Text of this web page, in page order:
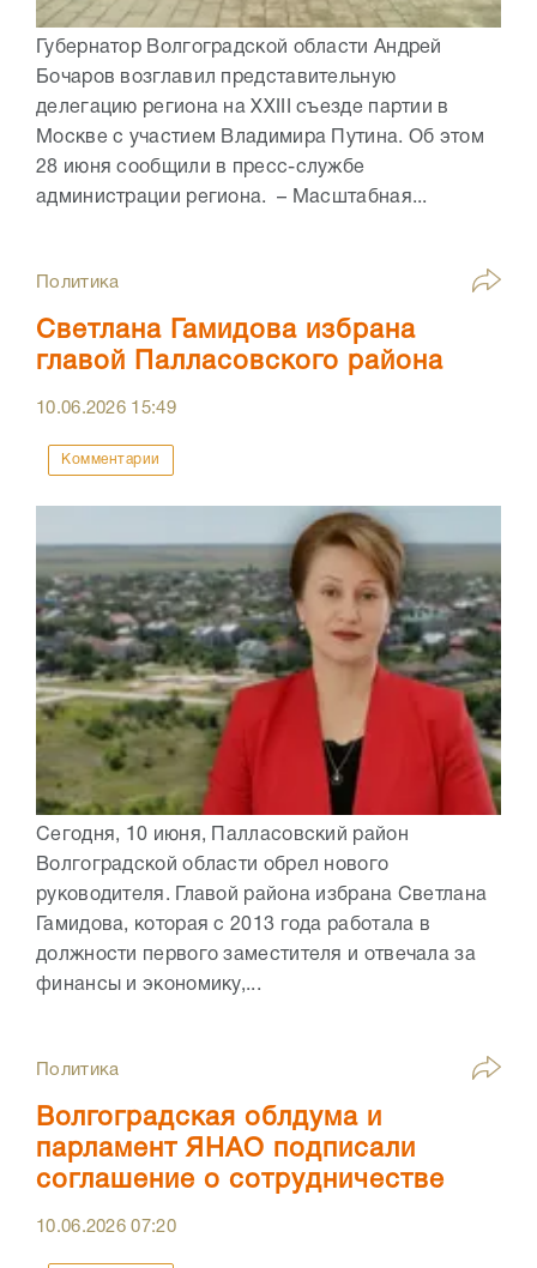
Губернатор Волгоградской области Андрей
Бочаров возглавил представительную
делегацию региона на XXIII съезде партии в
Москве с участием Владимира Путина. Об этом
28 июня сообщили в пресс-службе
администрации региона. – Масштабная...
Политика
Светлана Гамидова избрана
главой Палласовского района
10.06.2026 15:49
Комментарии
Сегодня, 10 июня, Палласовский район
Волгоградской области обрел нового
руководителя. Главой района избрана Светлана
Гамидова, которая с 2013 года работала в
должности первого заместителя и отвечала за
финансы и экономику,...
Политика
Волгоградская облдума и
парламент ЯНАО подписали
соглашение о сотрудничестве
10.06.202607:20